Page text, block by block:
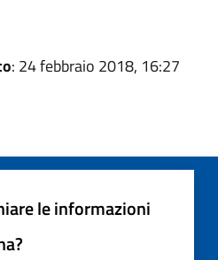
: 24 febbraio 2018, 16:27
le informazioni